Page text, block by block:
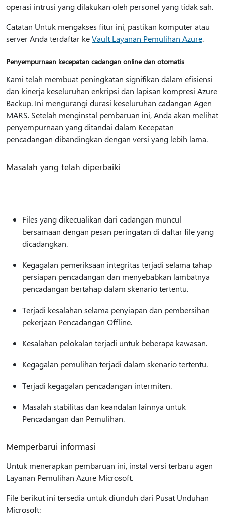
operasi intrusi yang dilakukan oleh personel yang tidak sah.
Catatan Untuk mengakses fitur ini, pastikan komputer atau
server Anda terdaftar keVault Layanan Pemulihan Azure.
Penyempurnaan kecepatan cadangan online dan otomatis
Kami telah membuat peningkatan signifikan dalam efisiensi
dan kinerja keseluruhan enkripsi dan lapisan kompresi Azure
Backup. Ini mengurangi durasi keseluruhan cadangan Agen
MARS. Setelah menginstal pembaruan ini, Anda akan melihat
penyempurnaan yang ditandai dalam Kecepatan
pencadangan dibandingkan dengan versi yang lebih lama.
Masalah yang telah diperbaiki
Files yang dikecualikan dari cadangan muncul
bersamaan dengan pesan peringatan di daftar file yang
dicadangkan.
Kegagalan pemeriksaan integritas terjadi selama tahap
persiapan pencadangan dan menyebabkan lambatnya
pencadangan bertahap dalam skenario tertentu.
Terjadi kesalahan selama penyiapan dan pembersihan
pekerjaan Pencadangan Offline.
Kesalahan pelokalan terjadi untuk beberapa kawasan.
Kegagalan pemulihan terjadi dalam skenario tertentu.
Terjadi kegagalan pencadangan intermiten.
Masalah stabilitas dan keandalan lainnya untuk
Pencadangan dan Pemulihan.
Memperbarui informasi
Untuk menerapkan pembaruan ini, instal versi terbaru agen
Layanan Pemulihan Azure Microsoft.
File berikut ini tersedia untuk diunduh dari Pusat Unduhan
Microsoft: